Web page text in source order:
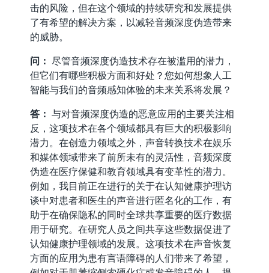
击的风险，但在这个领域的持续研究和发展提供
了有希望的解决方案，以减轻音频深度伪造带来
的威胁。
问： 尽管音频深度伪造技术存在被滥用的潜力，
但它们有哪些积极方面和好处？您如何想象人工
智能与我们的音频感知体验的未来关系将发展？
答： 与对音频深度伪造的恶意应用的主要关注相
反，这项技术在各个领域都具有巨大的积极影响
潜力。在创造力领域之外，声音转换技术在娱乐
和媒体领域带来了前所未有的灵活性，音频深度
伪造在医疗保健和教育领域具有变革性的潜力。
例如，我目前正在进行的关于在认知健康护理访
谈中对患者和医生的声音进行匿名化的工作，有
助于在确保隐私的同时全球共享重要的医疗数据
用于研究。在研究人员之间共享这些数据促进了
认知健康护理领域的发展。这项技术在声音恢复
方面的应用为患有言语障碍的人们带来了希望，